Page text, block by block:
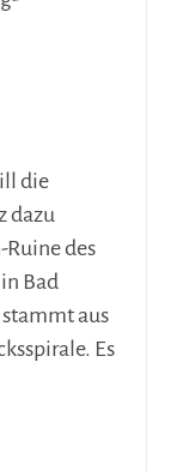
die
dazu
des
Bad
aus
Es